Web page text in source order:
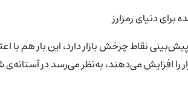
دنیای رمزارز
پیش‌بینی نقاط چرخش بازار دارد، این بار هم
را افزایش می‌دهند، به‌نظر می‌رسد در آستانه‌ی